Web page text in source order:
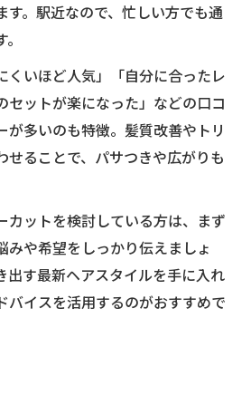
す。駅近なので、忙しい方でも通
くいほど人気」「自分に合ったレ
セットが楽になった」などの口コ
が多いのも特徴。髪質改善やトリ
せることで、パサつきや広がりも
カットを検討している方は、まず
みや希望をしっかり伝えましょ
出す最新ヘアスタイルを手に入れ
バイスを活用するのがおすすめで